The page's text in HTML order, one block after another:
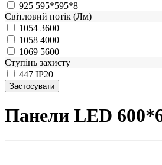
925 595*595*8
Світловий потік (Лм)
1054 3600
1058 4000
1069 5600
Ступінь захисту
447 IP20
Панели LED